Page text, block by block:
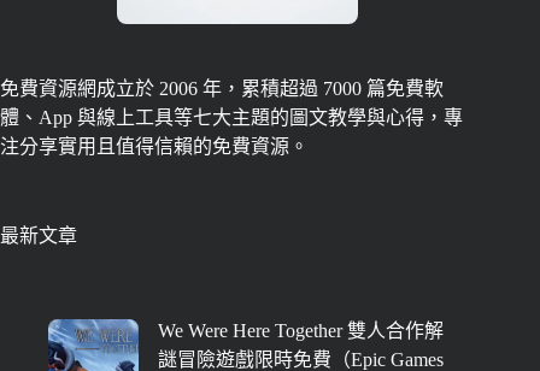
免費資源網成立於 2006 年，累積超過 7000 篇免費軟
體、App 與線上工具等七大主題的圖文教學與心得，專
注分享實用且值得信賴的免費資源。
最新文章
We Were Here Together 雙人合作解
謎冒險遊戲限時免費（Epic Games